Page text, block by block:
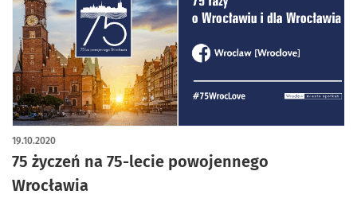
75 życzeń na 75-lecie powojennego
Wrocławia
19.10.2020